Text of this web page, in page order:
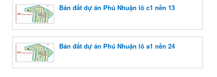
Bán đất dự án Phú Nhuận lô c1 nền 13
Bán đất dự án Phú Nhuận lô a1 nền 24